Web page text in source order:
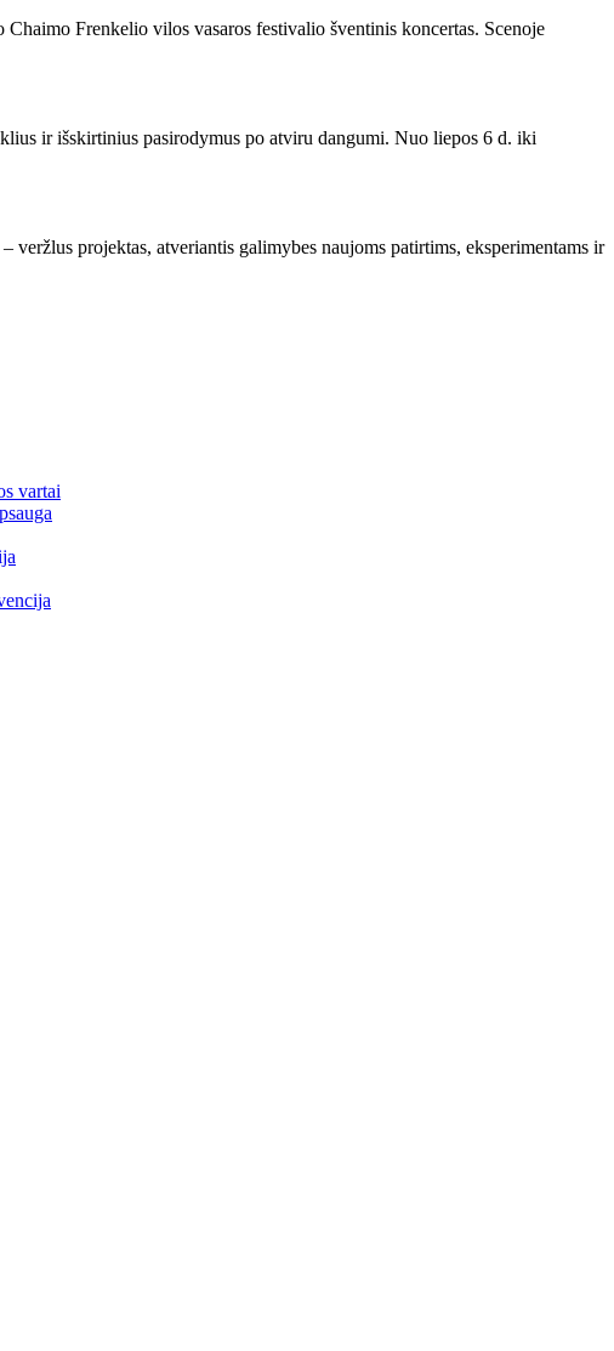
Frenkelio vilos vasaros festivalio šventinis koncertas. Scenoje
ir išskirtinius pasirodymus po atviru dangumi. Nuo liepos 6 d. iki
projektas, atveriantis galimybes naujoms patirtims, eksperimentams ir
vartai